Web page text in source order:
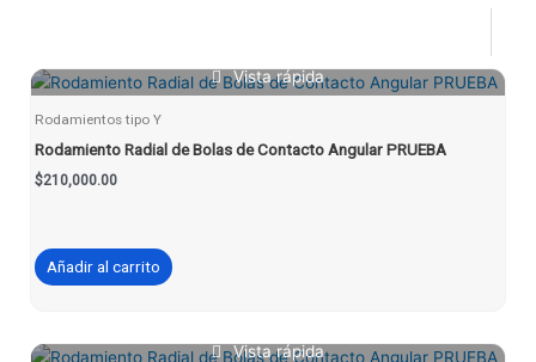
Vista rápida
Rodamientos tipo Y
Rodamiento Radial de Bolas de Contacto Angular PRUEBA
$210,000.00
Añadir al carrito
Vista rápida